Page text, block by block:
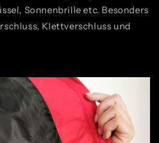
Sonnenbrille etc. Besonders
Klettverschluss und